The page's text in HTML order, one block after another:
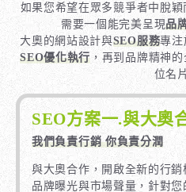
如果您希望在眾多競爭者中脫
需要一個能完美呈現品
大奧的網站設計與SEO服務專注
SEO優化執行 ，再到品牌精神
位名
SEO方案一.與大奧
我們負責行銷 你負責分潤
與大奧合作，開啟全新的行
品牌曝光與市場聲量，針對